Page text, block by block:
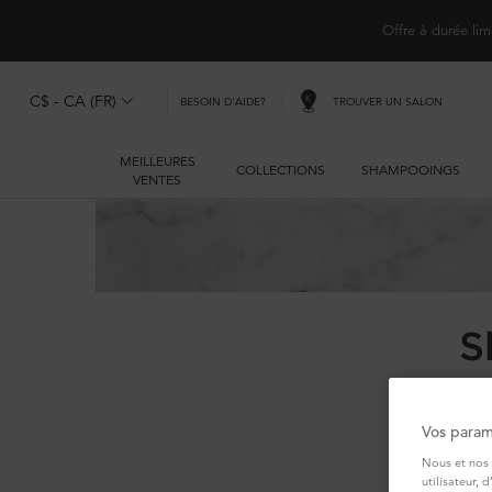
Offre à durée
C$ - CA (FR) BESOIN D'AIDE? TROUVER UN SALON
MEILLEURES
VENTES
COLLECTIONS SHAMPOOINGS
Vos
Nous et
utilisateur,